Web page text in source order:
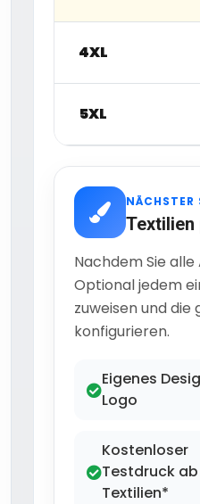
4XL
5XL
NÄCHSTER
Nachdem Sie
Optional jedem
zuweisen und
konfigurieren.
Eigenes
Logo
Kostenloser
Testdruck ab
Textilien*